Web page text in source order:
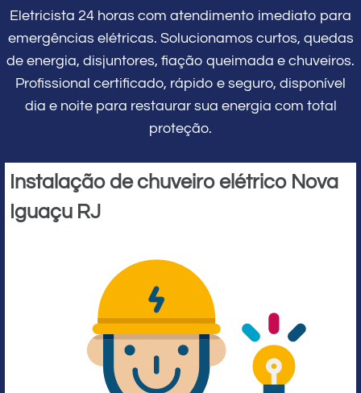
Eletricista 24 horas com atendimento imediato para
emergências elétricas. Solucionamos curtos, quedas
de energia, disjuntores, fiação queimada e chuveiros.
Profissional certificado, rápido e seguro, disponível
dia e noite para restaurar sua energia com total
proteção.
Instalação de chuveiro elétrico Nova
Iguaçu RJ